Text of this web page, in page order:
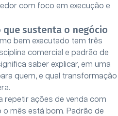
com foco em execução e
que sustenta o negócio
bem executado tem três
comercial e padrão de
saber explicar, em uma
quem, e qual transformação
repetir ações de venda com
mês está bom. Padrão de